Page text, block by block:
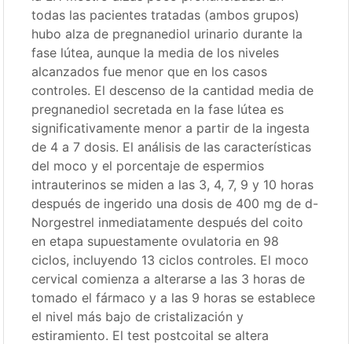
todas las pacientes tratadas (ambos grupos)
hubo alza de pregnanediol urinario durante la
fase lútea, aunque la media de los niveles
alcanzados fue menor que en los casos
controles. El descenso de la cantidad media de
pregnanediol secretada en la fase lútea es
significativamente menor a partir de la ingesta
de 4 a 7 dosis. El análisis de las características
del moco y el porcentaje de espermios
intrauterinos se miden a las 3, 4, 7, 9 y 10 horas
después de ingerido una dosis de 400 mg de d-
Norgestrel inmediatamente después del coito
en etapa supuestamente ovulatoria en 98
ciclos, incluyendo 13 ciclos controles. El moco
cervical comienza a alterarse a las 3 horas de
tomado el fármaco y a las 9 horas se establece
el nivel más bajo de cristalización y
estiramiento. El test postcoital se altera